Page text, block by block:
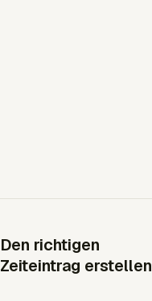
Den richtigen
Zeiteintrag erstellen